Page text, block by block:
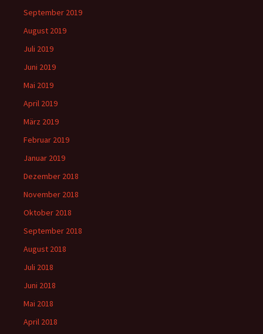
September 2019
August 2019
Juli 2019
Juni 2019
Mai 2019
April 2019
März 2019
Februar 2019
Januar 2019
Dezember 2018
November 2018
Oktober 2018
September 2018
August 2018
Juli 2018
Juni 2018
Mai 2018
April 2018